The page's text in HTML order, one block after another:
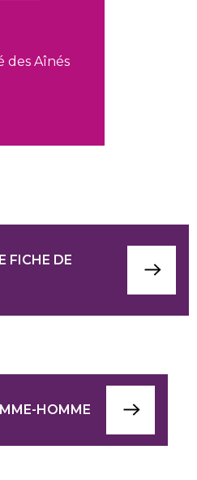
des Aînés
FICHE DE
HOMME